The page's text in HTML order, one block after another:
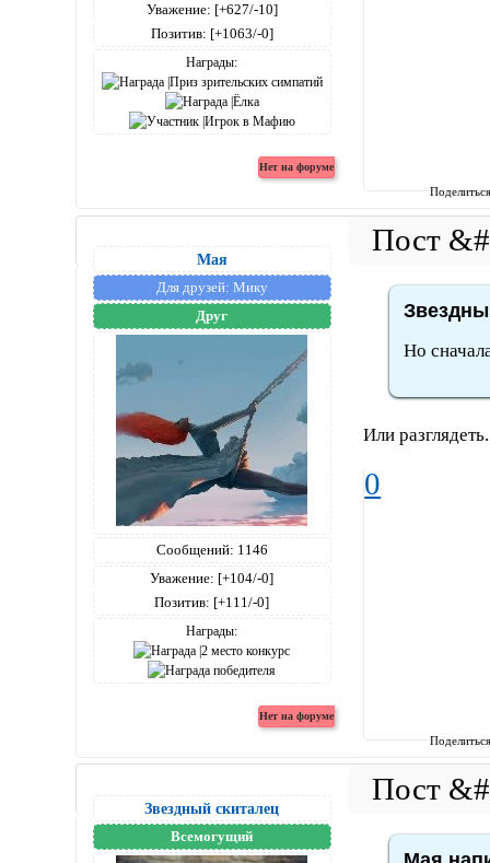
Уважение: [+627/-10]
Позитив: [+1063/-0]
Награды:
Мая
Для друзей: Мику
Друг
Сообщений: 1146
Уважение: [+104/-0]
Позитив: [+111/-0]
Награды:
Но
Или разглядеть.
0
Звездный скиталец
Всемогущий